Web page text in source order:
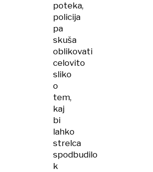
poteka,
policija
pa
skuša
oblikovati
celovito
sliko
o
tem,
kaj
bi
lahko
strelca
spodbudilo
k